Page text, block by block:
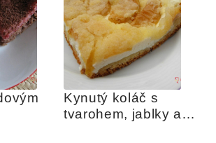
Kynutý koláč s
tvarohem, jablky a